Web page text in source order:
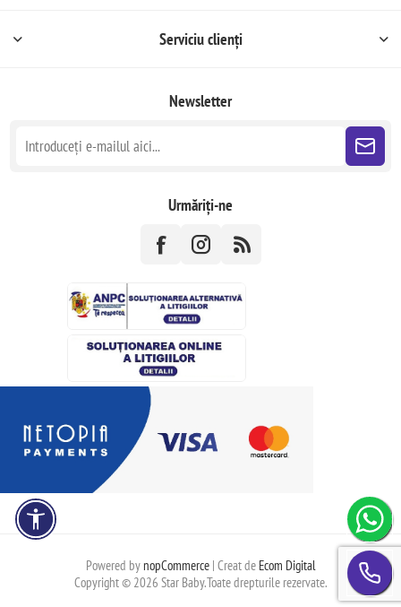
Serviciu clienți
Newsletter
Urmăriți-ne
Powered by nopCommerce| Creat de Ecom Digital
Copyright © 2026 Star Baby.Toate drepturile rezervate.